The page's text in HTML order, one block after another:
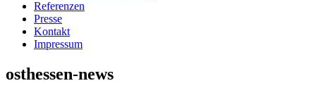
Referenzen
Presse
Kontakt
Impressum
osthessen-news